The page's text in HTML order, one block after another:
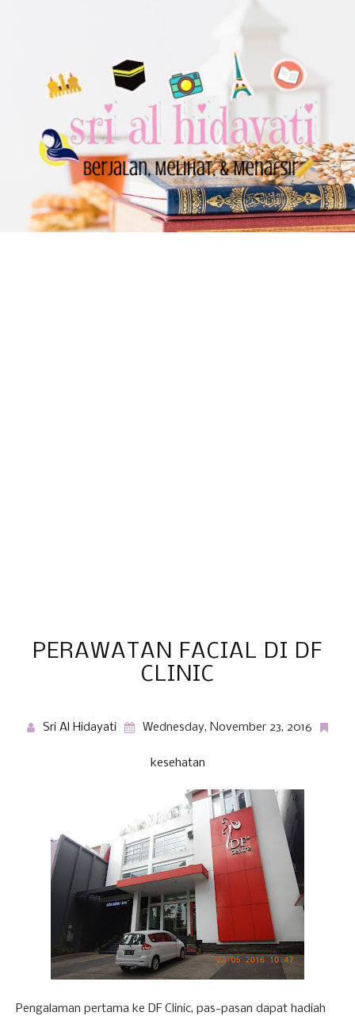
PERAWATAN FACIAL DI DF
CLINIC
Sri Al Hidayati Wednesday, November 23, 2016
kesehatan
Pengalaman pertama ke DF Clinic, pas-pasan dapat hadiah